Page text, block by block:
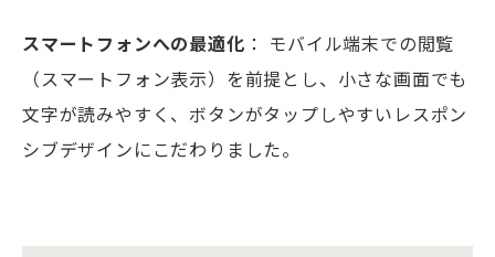
スマートフォンへの最適化 ： モバイル端末での閲覧
（スマートフォン表示）を前提とし、小さな画面でも
文字が読みやすく、ボタンがタップしやすいレスポン
シブデザインにこだわりました。